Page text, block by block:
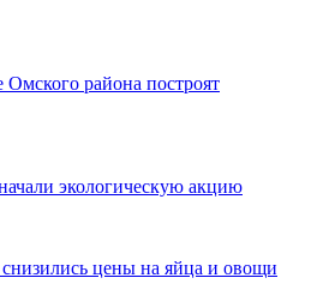
района построят
экологическую акцию
цены на яйца и овощи